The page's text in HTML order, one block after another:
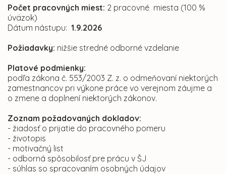
Počet pracovných miest: 2 pracovné miesta (100 %
úväzok)
Dátum nástupu: 1.9.2026
Požiadavky: nižšie stredné odborné vzdelanie
Platové podmienky:
podľa zákona č. 553/2003 Z. z. o odmeňovaní niektorých
zamestnancov pri výkone práce vo verejnom záujme a
o zmene a doplnení niektorých zákonov.
Zoznam požadovaných dokladov:
- žiadosť o prijatie do pracovného pomeru
- životopis
- motivačný list
- odborná spôsobilosť pre prácu v ŠJ
- súhlas so spracovaním osobných údajov